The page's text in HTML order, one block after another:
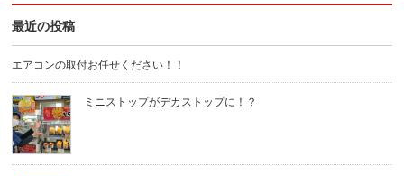
最近の投稿
エアコンの取付お任せください！！
ミニストップがデカストップに！？